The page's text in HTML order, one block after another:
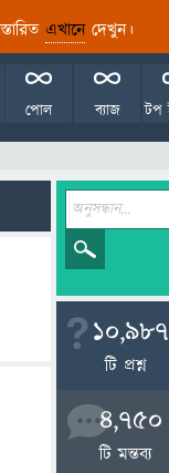
এখানেদেখুন।
টপ
ব্যাজ
পোল
10,987
টি প্রশ্ন
4,750
টি মন্তব্য